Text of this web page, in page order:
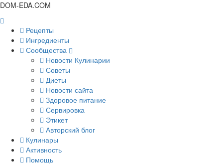
DOM-EDA.COM
Рецепты
Ингредиенты
Сообщества
Новости Кулинарии
Советы
Диеты
Новости сайта
Здоровое питание
Сервировка
Этикет
Авторский блог
Кулинары
Активность
Помощь